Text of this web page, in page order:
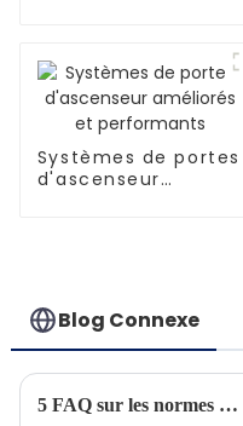
Systèmes de portes
d'ascenseur
Blog Connexe
5 FAQ sur les normes ascenseurs EN81-20 et EN81-50